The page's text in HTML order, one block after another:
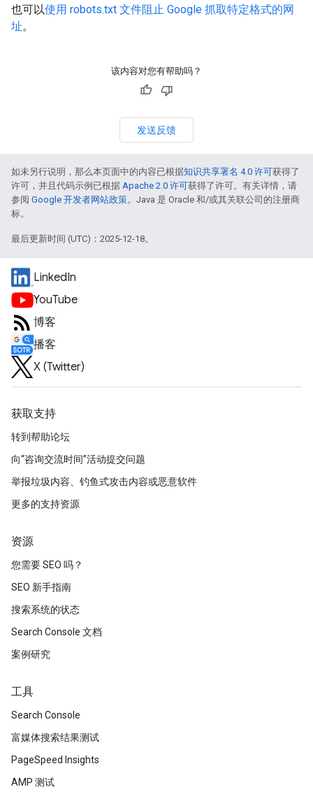
也可以使用 robots.txt 文件阻止 Google 抓取特定格式的网
址。
该内容对您有帮助吗？
发送反馈
如未另行说明，那么本页面中的内容已根据知识共享署名 4.0 许可获得了
许可，并且代码示例已根据 Apache 2.0 许可获得了许可。有关详情，请
参阅 Google 开发者网站政策。Java 是 Oracle 和/或其关联公司的注册商
标。
最后更新时间 (UTC)：2025-12-18。
LinkedIn
YouTube
博客
播客
X (Twitter)
获取支持
转到帮助论坛
向“咨询交流时间”活动提交问题
举报垃圾内容、钓鱼式攻击内容或恶意软件
更多的支持资源
资源
您需要 SEO 吗？
SEO 新手指南
搜索系统的状态
Search Console 文档
案例研究
工具
Search Console
富媒体搜索结果测试
PageSpeed Insights
AMP 测试